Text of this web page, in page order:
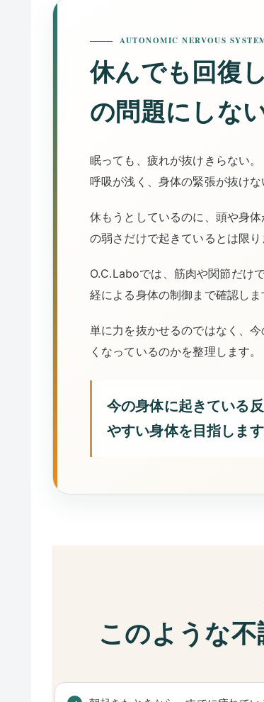
AUTONOMIC NERVOUS
休んでも回復
の問題にしない
眠っても、疲れが抜けきらない。
呼吸が浅く、身体の緊張が抜けな
休もうとしているのに、頭や身
の弱さだけで起きているとは限り
O.C.Laboでは、筋肉や関節だけ
経による身体の制御まで確認しま
単に力を抜かせるのではなく、
くなっているのかを整理します。
今の身体に起きている
やすい身体を目指します
このような